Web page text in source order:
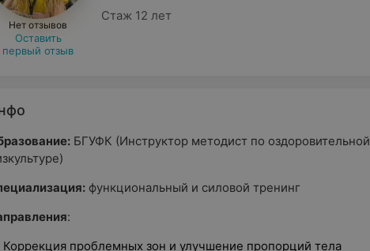
Нет отзывов
Оставить
первый отзыв
Стаж 12 лет
БГУФК (Инструктор методист по оздоровительной
функциональный и силовой тренинг
:
Коррекция проблемных зон и улучшение пропорций тела